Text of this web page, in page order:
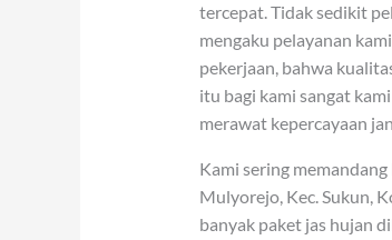
tercepat. Tidak sedikit
mengaku pelayanan
pekerjaan, bahwa
itu bagi kami sangat
merawat kepercayaan
Kami sering memandang
Mulyorejo, Kec. Sukun,
banyak paket jas hujan